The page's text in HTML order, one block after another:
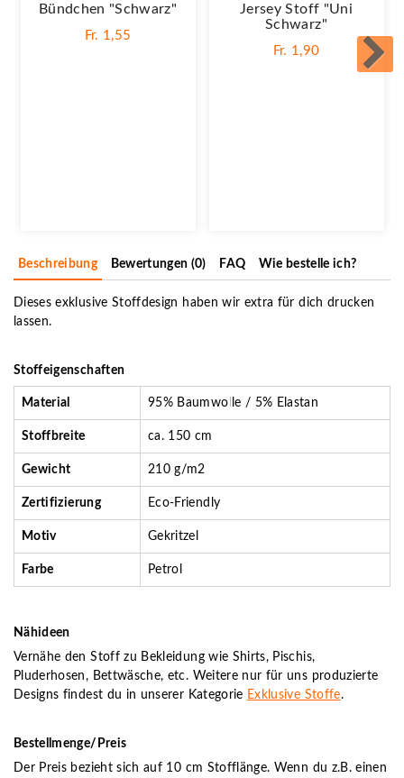
Bündchen "schwarz"
Fr. 1,55
Jersey Stoff "Uni
Schwarz"
Fr. 1,90
Beschreibung Bewertungen (0) FAQ Wie bestelle ich?
Dieses exklusive Stoffdesign haben wir extra für dich drucken
lassen.
Stoffeigenschaften
Material 95% Baumwolle / 5% Elastan
Stoffbreite ca. 150 cm
Gewicht 210 g/m2
Zertifizierung Eco-Friendly
Motiv Gekritzel
Farbe Petrol
Nähideen
Vernähe den Stoff zu Bekleidung wie Shirts, Pischis,
Pluderhosen, Bettwäsche, etc. Weitere nur für uns produzierte
Designs findest du in unserer Kategorie Exklusive Stoffe.
Bestellmenge/Preis
Der Preis bezieht sich auf 10 cm Stofflänge. Wenn du z.B. einen